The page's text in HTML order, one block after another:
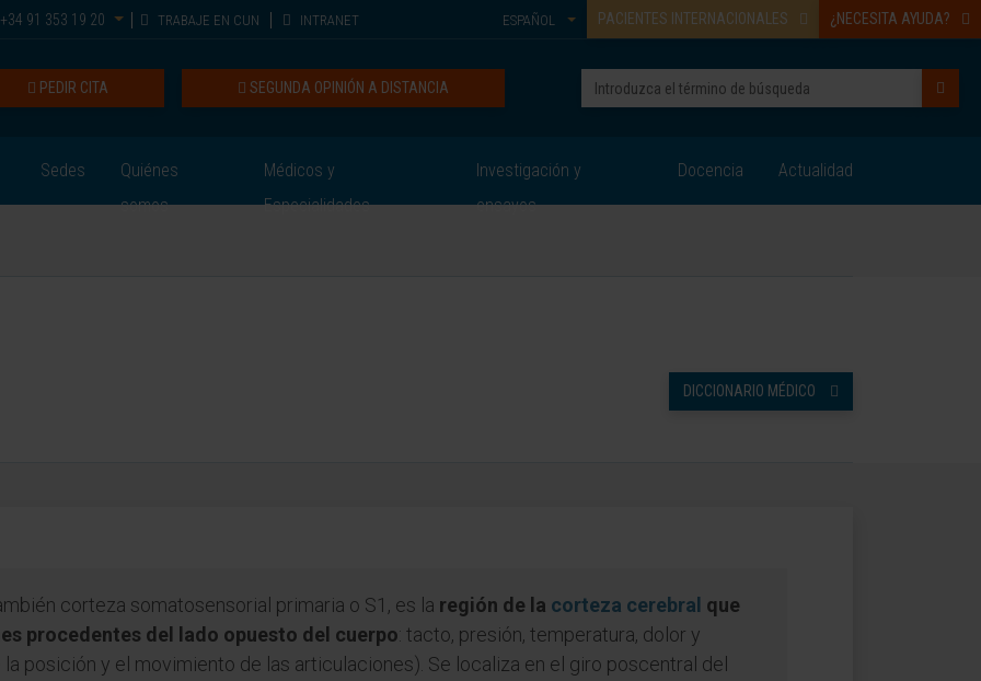
+34 91 353 19 20 TRABAJE EN CUN INTRANET PACIENTES INTERNACIONALES ¿NECESITA AYUDA?
ESPAÑOL
SEGUNDA OPINIÓN A DISTANCIA
PEDIR CITA
Sedes
Quiénes
somos
Médicos y
Especialidades
Investigación y
ensayos
Docencia Actualidad
DICCIONARIO MÉDICO
corteza somatosensorial primaria o S1, es la región de la corteza cerebral que
procedentes del lado opuesto del cuerpo: tacto, presión, temperatura, dolor y
posición y el movimiento de las articulaciones). Se localiza en el giro poscentral del